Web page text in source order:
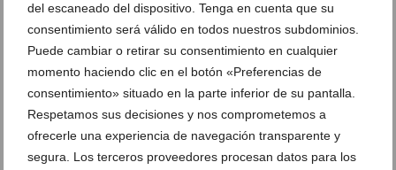
del escaneado del dispositivo. Tenga en cuenta que su
consentimiento será válido en todos nuestros subdominios.
Puede cambiar o retirar su consentimiento en cualquier
momento haciendo clic en el botón «Preferencias de
consentimiento» situado en la parte inferior de su pantalla.
Respetamos sus decisiones y nos comprometemos a
ofrecerle una experiencia de navegación transparente y
segura. Los terceros proveedores procesan datos para los